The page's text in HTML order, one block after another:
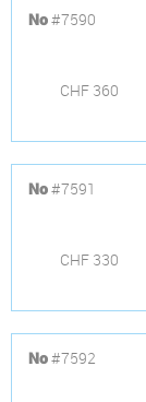
No#7590
CHF 360
No#7591
CHF 330
No#7592